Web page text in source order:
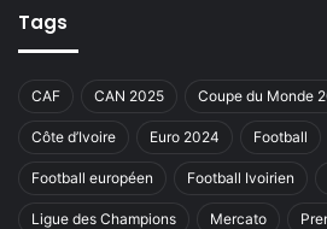
Tags
CAF CAN 2025 Coupe du Monde
Côte d’Ivoire Euro 2024 Football
Football européen Football Ivoirien
Ligue des Champions Mercato